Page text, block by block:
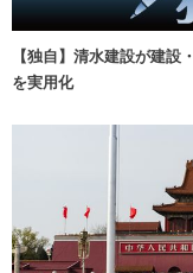
【独自】清水建設が建
を実用化